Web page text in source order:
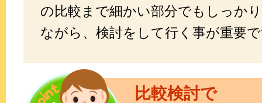
の比較まで細かい部分でもしっか
ながら、検討をして行く事が重要
比較検討で